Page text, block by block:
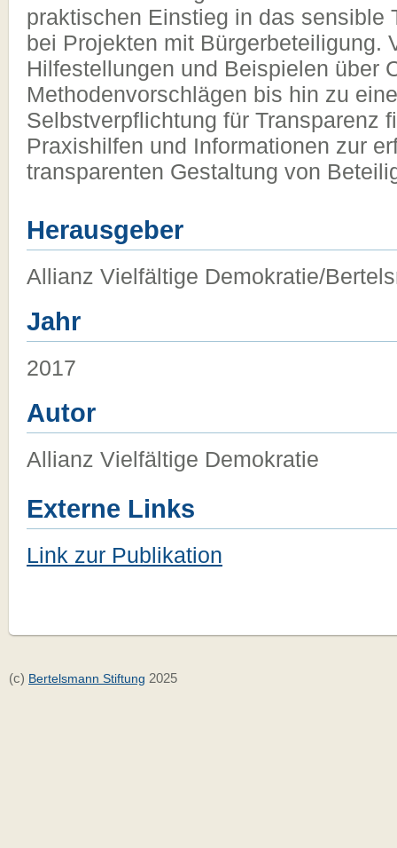
praktischen Einstieg in das sensible
bei Projekten mit Bürgerbeteiligung.
Hilfestellungen und Beispielen über
Methodenvorschlägen bis hin zu
Selbstverpflichtung für Transparenz
Praxishilfen und Informationen zur
transparenten Gestaltung von
Herausgeber
Allianz Vielfältige Demokratie/
Jahr
2017
Autor
Allianz Vielfältige Demokratie
Externe Links
Link zur Publikation
(c) Bertelsmann Stiftung 2025